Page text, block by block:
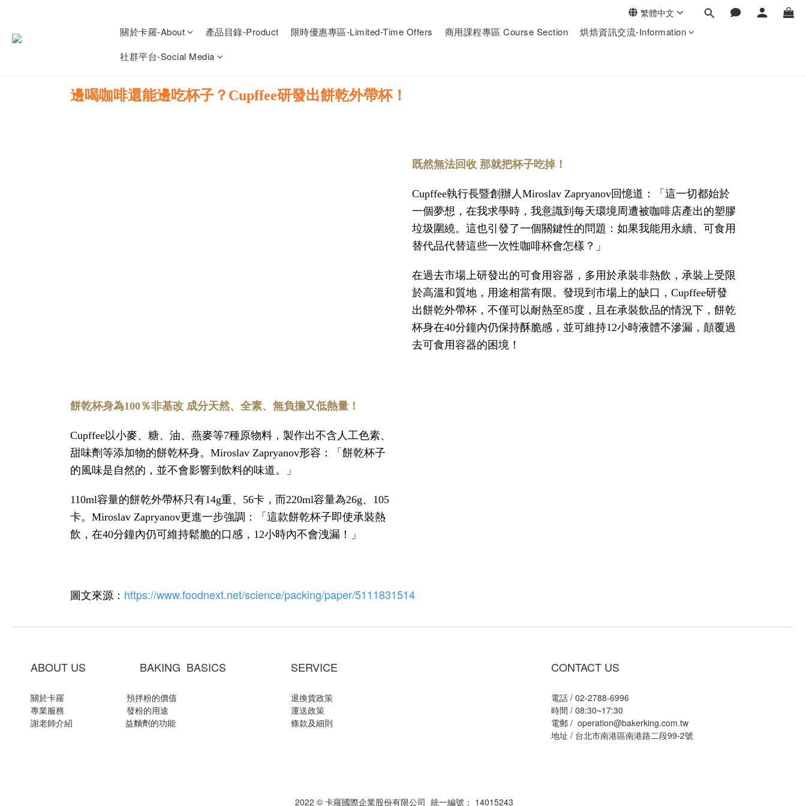
繁體中文
關於卡羅-About 產品目錄-Product 限時優惠專區-Limited-Time Offers 商用課程專區 Course Section
烘焙資訊交流-Information
社群平台-Social Media
邊喝咖啡還能邊吃杯子？Cupffee研發出餅乾外帶杯！
既然無法回收 那就把杯子吃掉！
Cupffee執行長暨創辦人Miroslav Zapryanov回憶道：「這一切都始於
一個夢想，在我求學時，我意識到每天環境周遭被咖啡店產出的塑膠
垃圾圍繞。這也引發了一個關鍵性的問題：如果我能用永續、可食用
替代品代替這些一次性咖啡杯會怎樣？」
在過去市場上研發出的可食用容器，多用於承裝非熱飲，承裝上受限
於高溫和質地，用途相當有限。發現到市場上的缺口，Cupffee研發
出餅乾外帶杯，不僅可以耐熱至85度，且在承裝飲品的情況下，餅乾
杯身在40分鐘內仍保持酥脆感，並可維持12小時液體不滲漏，顛覆過
去可食用容器的困境！
餅乾杯身為100％非基改 成分天然、全素、無負擔又低熱量！
Cupffee以小麥、糖、油、燕麥等7種原物料，製作出不含人工色素、
甜味劑等添加物的餅乾杯身。Miroslav Zapryanov形容：「餅乾杯子
的風味是自然的，並不會影響到飲料的味道。」
110ml容量的餅乾外帶杯只有14g重、56卡，而220ml容量為26g、105
卡。Miroslav Zapryanov更進一步強調：「這款餅乾杯子即使承裝熱
飲，在40分鐘內仍可維持鬆脆的口感，12小時內不會洩漏！」
圖文來源： https://www.foodnext.net/science/packing/paper/5111831514
ABOUT US BAKING BASICS
關於卡羅
預拌粉的價值
專業服務
發粉的用途
謝老師介紹
益麵劑的功能
SERVICE
退換貨政策
運送政策
條款及細則
CONTACT US
電話 / 02-2788-6996
時間 / 08:30~17:30
電郵 / operation@bakerking.com.tw
地址 / 台北市南港區南港路二段99-2號
2022 © 卡羅國際企業股份有限公司 統一編號： 14015243